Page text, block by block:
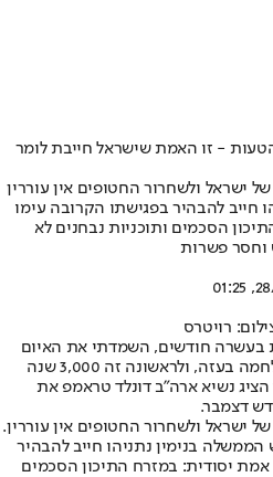
הטעות - זו האמת שישראל חייבת לומר
ישראל ולשחרור החטופים אין עוררין
חייב להבהיר בפגישתו הקרובה עימו
הסכמים ותוכניות נבחנים לא
וחסר פשרות
28/
רויטרס
בעשרה חודשים, השמדתי את האיום
הגרעיני האיראני, סיימתי את המלחמה בעזה, ולראשונה זה 3,000 שנה
נשיא ארה"ב דונלד טראמפ את
דצמבר.
ישראל ולשחרור החטופים אין עוררין.
בנימין נתניהו חייב להבהיר
אמת יסודית: במזרח התיכון הסכמים